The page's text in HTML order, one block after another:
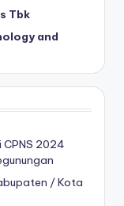
Tbk
and
CPNS 2024
/ Kota